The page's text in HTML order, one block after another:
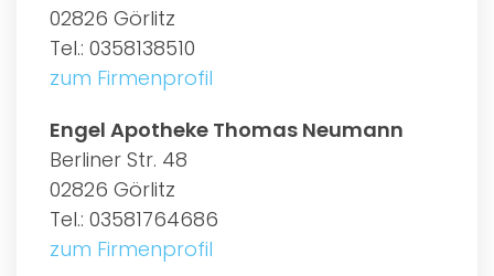
02826 Görlitz
Tel.: 0358138510
zum Firmenprofil
Engel Apotheke Thomas Neumann
Berliner Str. 48
02826 Görlitz
Tel.: 03581764686
zum Firmenprofil